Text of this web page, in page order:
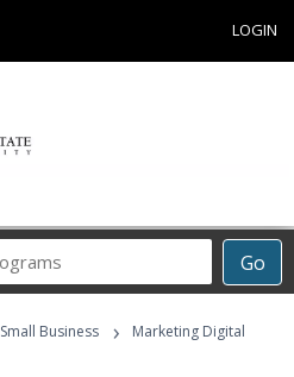
LOGIN
Go
Career
Programs
Small Business ›
Marketing Digital